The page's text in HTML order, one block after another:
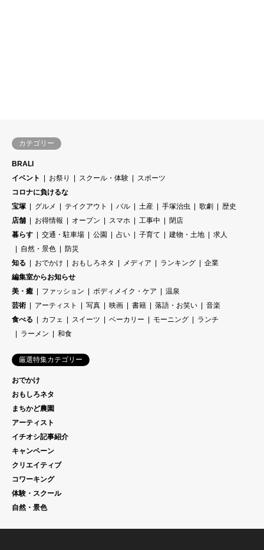
カテゴリー
BRALI
イベント
お祭り スクール・体験
スポーツ
コロナに負けるな
宝塚
グルメ テイクアウト バル 土産 手塚治虫 歌劇
歴史
店舗
お得情報 オープン スマホ 工事中
閉店
暮らす
交通・駐車場 公園 占い 子育て 建物・土地
求人
自然・景色
防災
知る
おでかけ おもしろネタ メディア ランキング
企業
編集室からお知らせ
美・癒
ファッション ボディメイク・ケア
温泉
芸術
アーティスト 写真 映画 書籍 落語・お笑い
音楽
食べる
カフェ スイーツ ベーカリー モーニング
ランチ
ラーメン
和食
厳選特集カテゴリー
おでかけ
おもしろネタ
まちかど農園
アーティスト
イチオシ記事紹介
キャンペーン
クリエイティブ
コワーキング
体験・スクール
自然・景色